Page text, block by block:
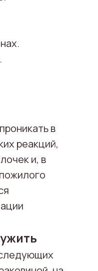
в
реакций,
и, в